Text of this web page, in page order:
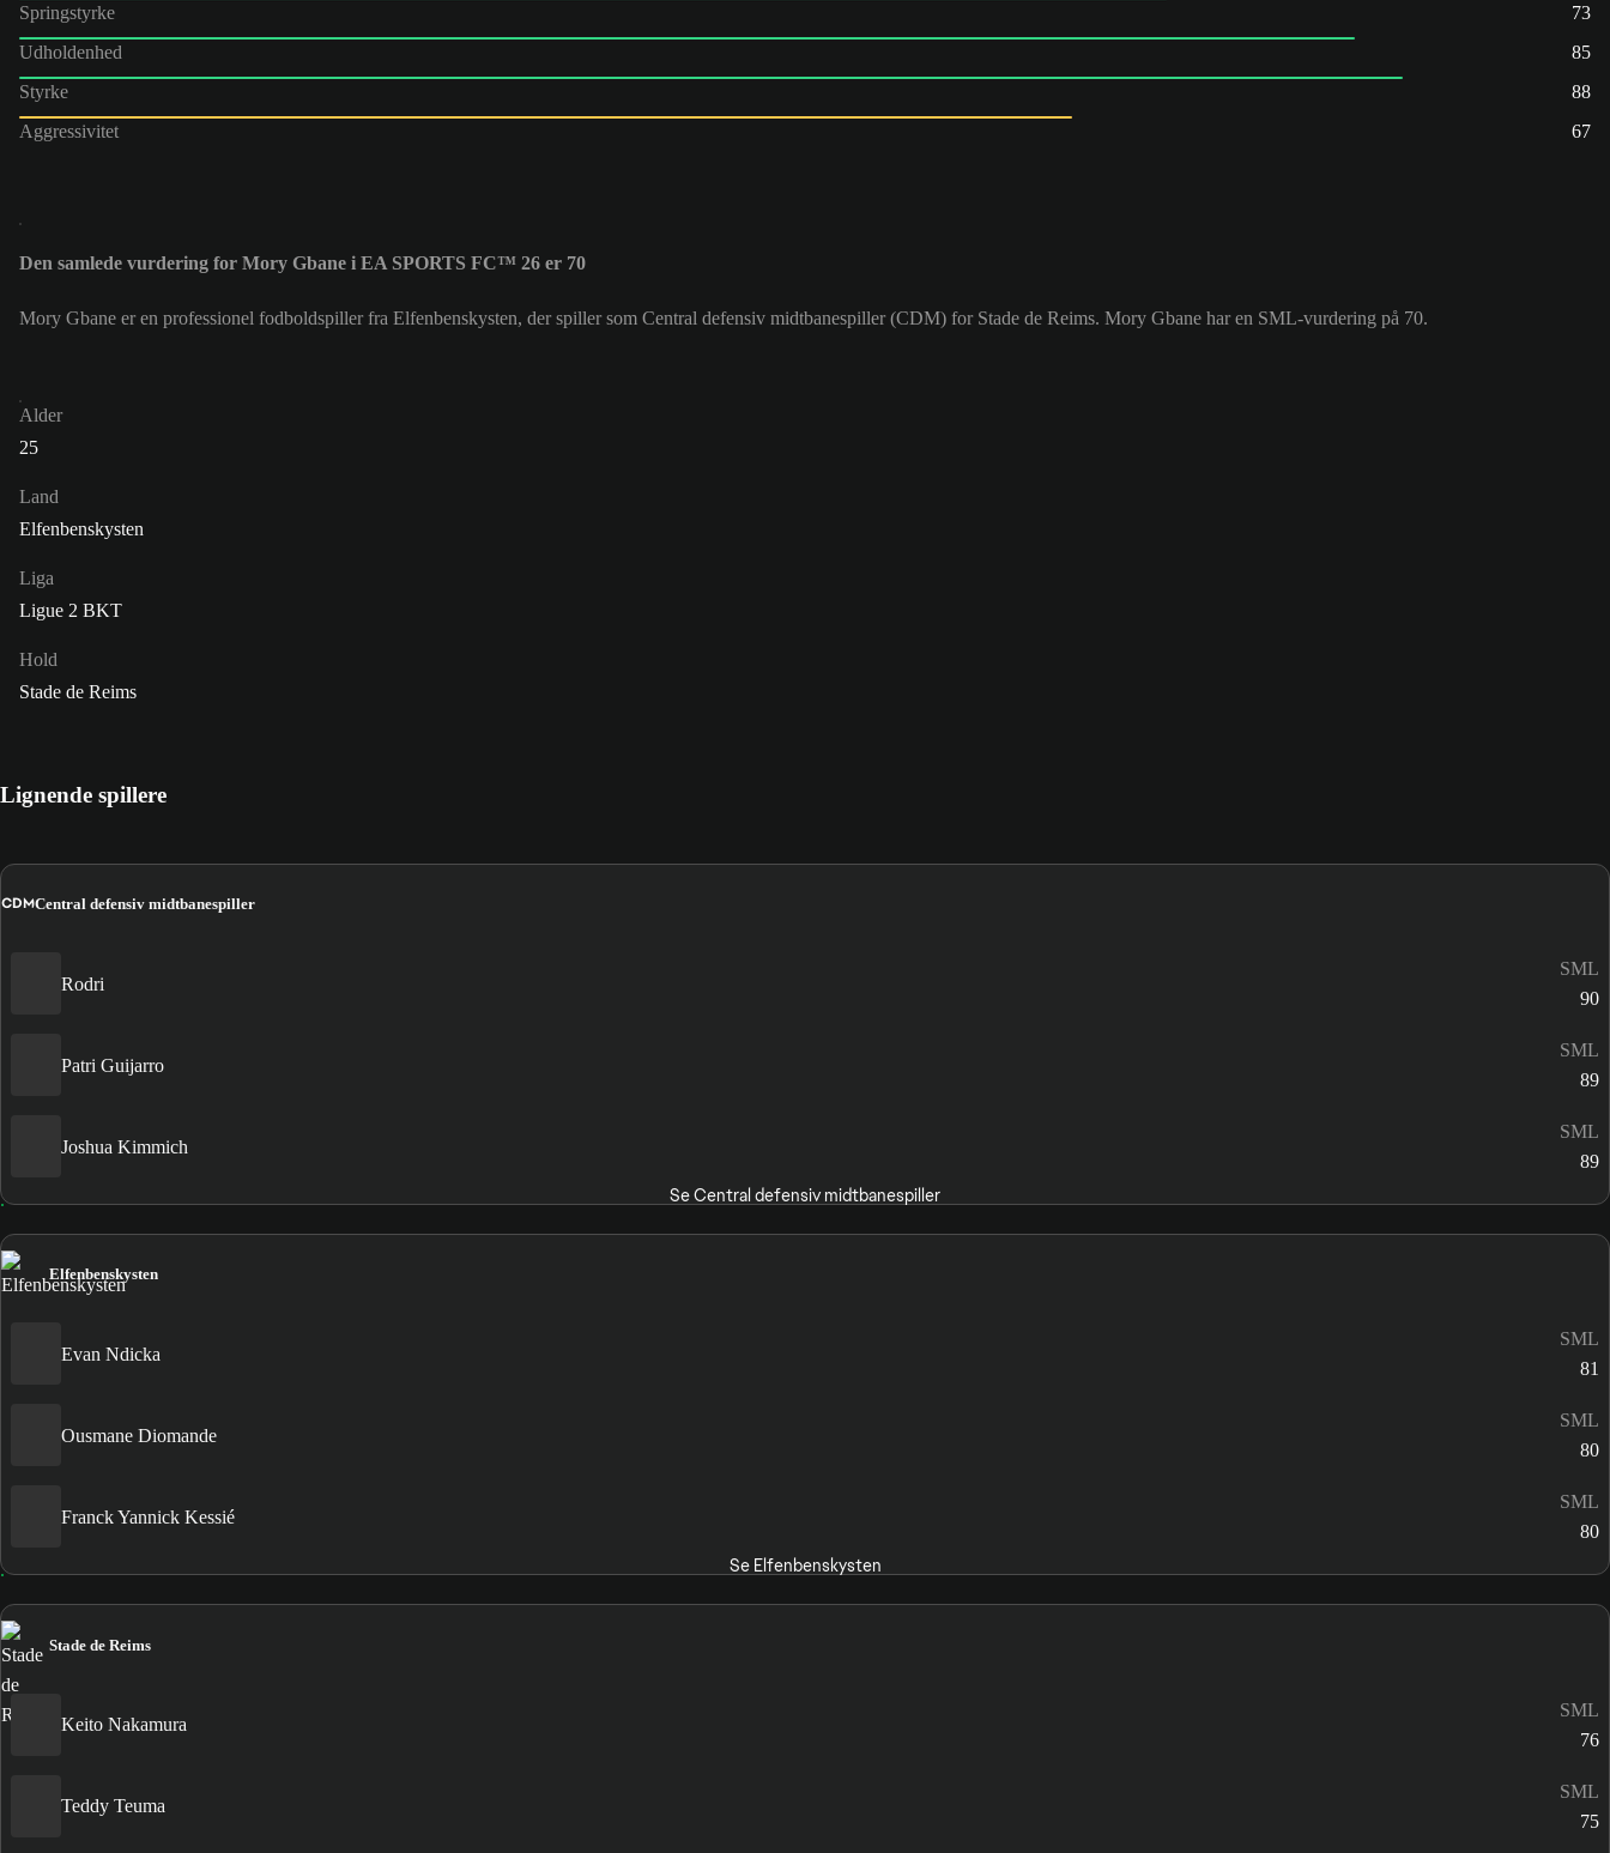
Springstyrke
73
Udholdenhed
85
Styrke
88
Aggressivitet
67
Den samlede vurdering for Mory Gbane i EA SPORTS FC™ 26 er 70
Mory Gbane er en professionel fodboldspiller fra Elfenbenskysten, der spiller som Central defensiv midtbanespiller (CDM) for Stade de Reims. Mory Gbane har en SML-vurdering på 70.
Alder
25
Land
Elfenbenskysten
Liga
Ligue 2 BKT
Hold
Stade de Reims
Lignende spillere
CDMCentral defensiv midtbanespiller
Rodri
SML
90
Patri Guijarro
SML
89
Joshua Kimmich
SML
89
Se Central defensiv midtbanespiller
Elfenbenskysten
Evan Ndicka
SML
81
Ousmane Diomande
SML
80
Franck Yannick Kessié
SML
80
Se Elfenbenskysten
Stade de Reims
Keito Nakamura
SML
76
Teddy Teuma
SML
75